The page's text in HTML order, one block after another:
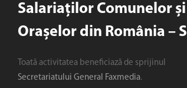
Salariaților Comunelor și
Orașelor din România –
Toată activitatea beneficiază de sprijinul
Secretariatului General Faxmedia.